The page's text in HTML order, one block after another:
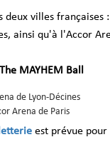
villes françaises
ainsi qu'à l'Accor
MAYHEM Ball
de Lyon-Décines
Arena de Paris
est prévue pour